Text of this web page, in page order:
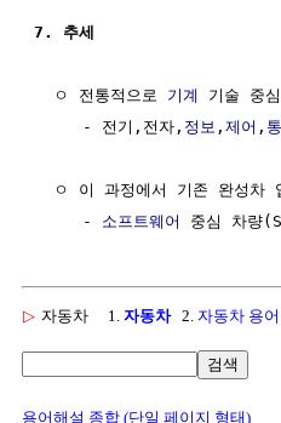
7. 추세
  ㅇ 전통적으로
기계
기술 중
     - 전기,전자,
정보 , 제어 ,
ㅇ 이 과정에서 기존 완성차
     -
소프트웨어
▷ 자동차 1. 자동차2. 자동차 용어
검색
용어해설 종합 (단일 페이지 형태)